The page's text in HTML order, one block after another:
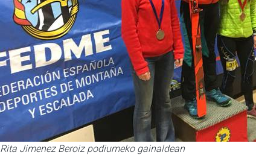
Rita Jimenez Beroiz podiumeko gainaldean